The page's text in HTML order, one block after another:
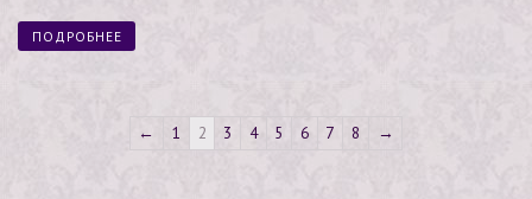
ПОДРОБНЕЕ
← 1 2 3 4 5 6 7 8 →